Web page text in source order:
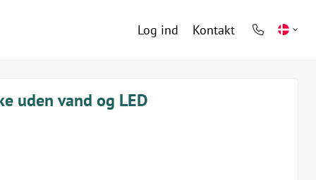
Log ind Kontakt
phone
uden vand og LED